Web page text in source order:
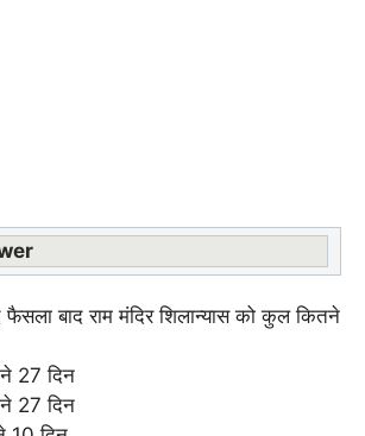
फैसला बाद राम मंदिर शिलान्यास को कुल कितने
27 दिन
27 दिन